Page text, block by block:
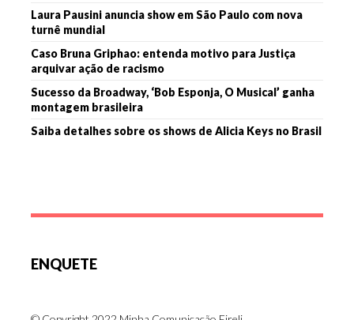
Laura Pausini anuncia show em São Paulo com nova
turnê mundial
Caso Bruna Griphao: entenda motivo para Justiça
arquivar ação de racismo
Sucesso da Broadway, ‘Bob Esponja, O Musical’ ganha
montagem brasileira
Saiba detalhes sobre os shows de Alicia Keys no Brasil
ENQUETE